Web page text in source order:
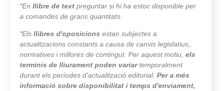
*En llibre de text preguntar si hi ha estoc disponible per
a comandes de grans quantitats
*Els llibres d'oposicions estan subjectes a
actualitzacions constants a causa de canvis legislatius,
normatives i millores de contingut. Per aquest motiu, els
terminis de lliurament poden variartemporalment
durant els períodes d'actualització editorial. Per a més
informació sobre disponibilitat i temps d'enviament,